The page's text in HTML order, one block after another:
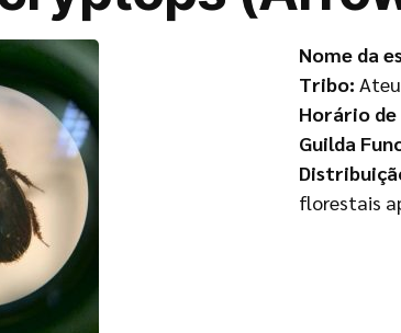
Nome da
Tribo:
Horário
Guilda
florestais